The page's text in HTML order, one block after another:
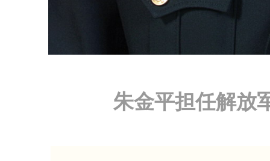
朱金平担任解放